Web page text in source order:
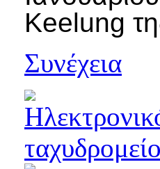
Keelung
Συνέχεια